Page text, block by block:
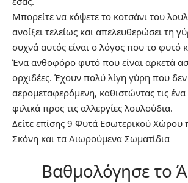
Μπορείτε να κόψετε το κοτσάνι του
ανοίξει τελείως και απελευθερώσει τη
συχνά αυτός είναι ο λόγος που το φυτό
Ένα ανθοφόρο φυτό που είναι αρκετά
ορχιδέες. Έχουν πολύ λίγη γύρη που δεν
αερομεταφερόμενη, καθιστώντας τις
φιλικά προς τις αλλεργίες λουλούδια.
Δείτε επίσης 9 Φυτά Εσωτερικού Χώρου
Σκόνη και τα Αιωρούμενα Σωματίδια
Βαθμολόγησε το